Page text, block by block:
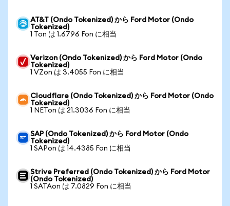
AT&T (Ondo Tokenized) から Ford Motor (Ondo
Tokenized)
1 Ton は 1.6796 Fon に相当
Verizon (Ondo Tokenized) から Ford Motor (Ondo
Tokenized)
1 VZon は 3.4055 Fon に相当
Cloudflare (Ondo Tokenized) から Ford Motor (Ondo
Tokenized)
1 NETon は 21.3036 Fon に相当
SAP (Ondo Tokenized) から Ford Motor (Ondo
Tokenized)
1 SAPon は 14.4385 Fon に相当
Strive Preferred (Ondo Tokenized) から Ford Motor
(Ondo Tokenized)
1 SATAon は 7.0829 Fon に相当